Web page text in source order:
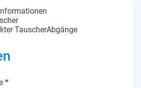
TauscherAbgänge
*